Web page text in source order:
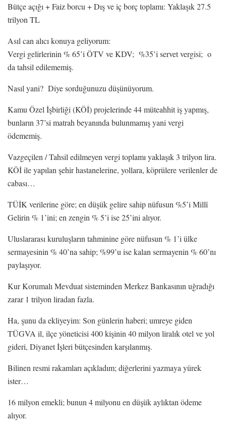
Bütçe açığı + Faiz borcu + Dış ve iç borç toplamı: Yaklaşık 27.5
trilyon TL
Asıl can alıcı konuya geliyorum:
Vergi gelirlerinin % 65’i ÖTV ve KDV; %35’i servet vergisi; o
da tahsil edilememiş.
Nasıl yani? Diye sorduğunuzu düşünüyorum.
Kamu Özel İşbirliği (KÖİ) projelerinde 44 müteahhit iş yapmış,
bunların 37’si matrah beyanında bulunmamış yani vergi
ödememiş.
Vazgeçilen / Tahsil edilmeyen vergi toplamı yaklaşık 3 trilyon lira.
KÖİ ile yapılan şehir hastanelerine, yollara, köprülere verilenler de
cabası…
TÜİK verilerine göre; en düşük gelire sahip nüfusun %5’i Millî
Gelirin % 1’ini; en zengin % 5’i ise 25’ini alıyor.
Uluslararası kuruluşların tahminine göre nüfusun % 1’i ülke
sermayesinin % 40’na sahip; %99’u ise kalan sermayenin % 60’nı
paylaşıyor.
Kur Korumalı Mevduat sisteminden Merkez Bankasının uğradığı
zarar 1 trilyon liradan fazla.
Ha, şunu da ekliyeyim: Son günlerin haberi; umreye giden
TÜGVA il, ilçe yöneticisi 400 kişinin 40 milyon liralık otel ve yol
gideri, Diyanet İşleri bütçesinden karşılanmış.
Bilinen resmi rakamları açıkladım; diğerlerini yazmaya yürek
ister…
16 milyon emekli; bunun 4 milyonu en düşük aylıktan ödeme
alıyor.